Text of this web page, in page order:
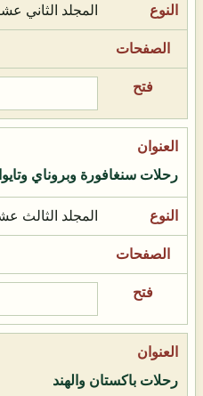
المجلد الثاني
رحلات سنغافورة وبروناي
المجلد الثالث
رحلات باكستان والهند